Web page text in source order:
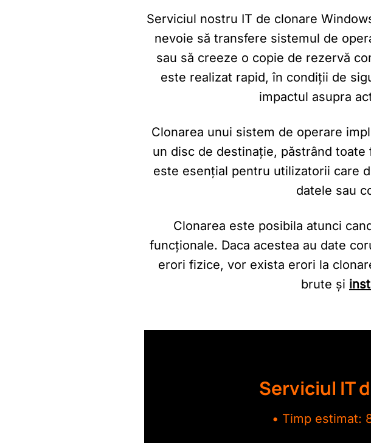
Serviciul nostru IT de clonare
nevoie să transfere sistemul de
sau să creeze o copie de rezervă
este realizat rapid, în condiții de
impactul asupra
Clonarea unui sistem de operare
un disc de destinație, păstrând
este esențial pentru utilizatorii care
datele sau
Clonarea este posibila atunci
funcționale. Daca acestea au date
erori fizice, vor exista erori la
brute și
Serviciul IT
• Timp estimat: